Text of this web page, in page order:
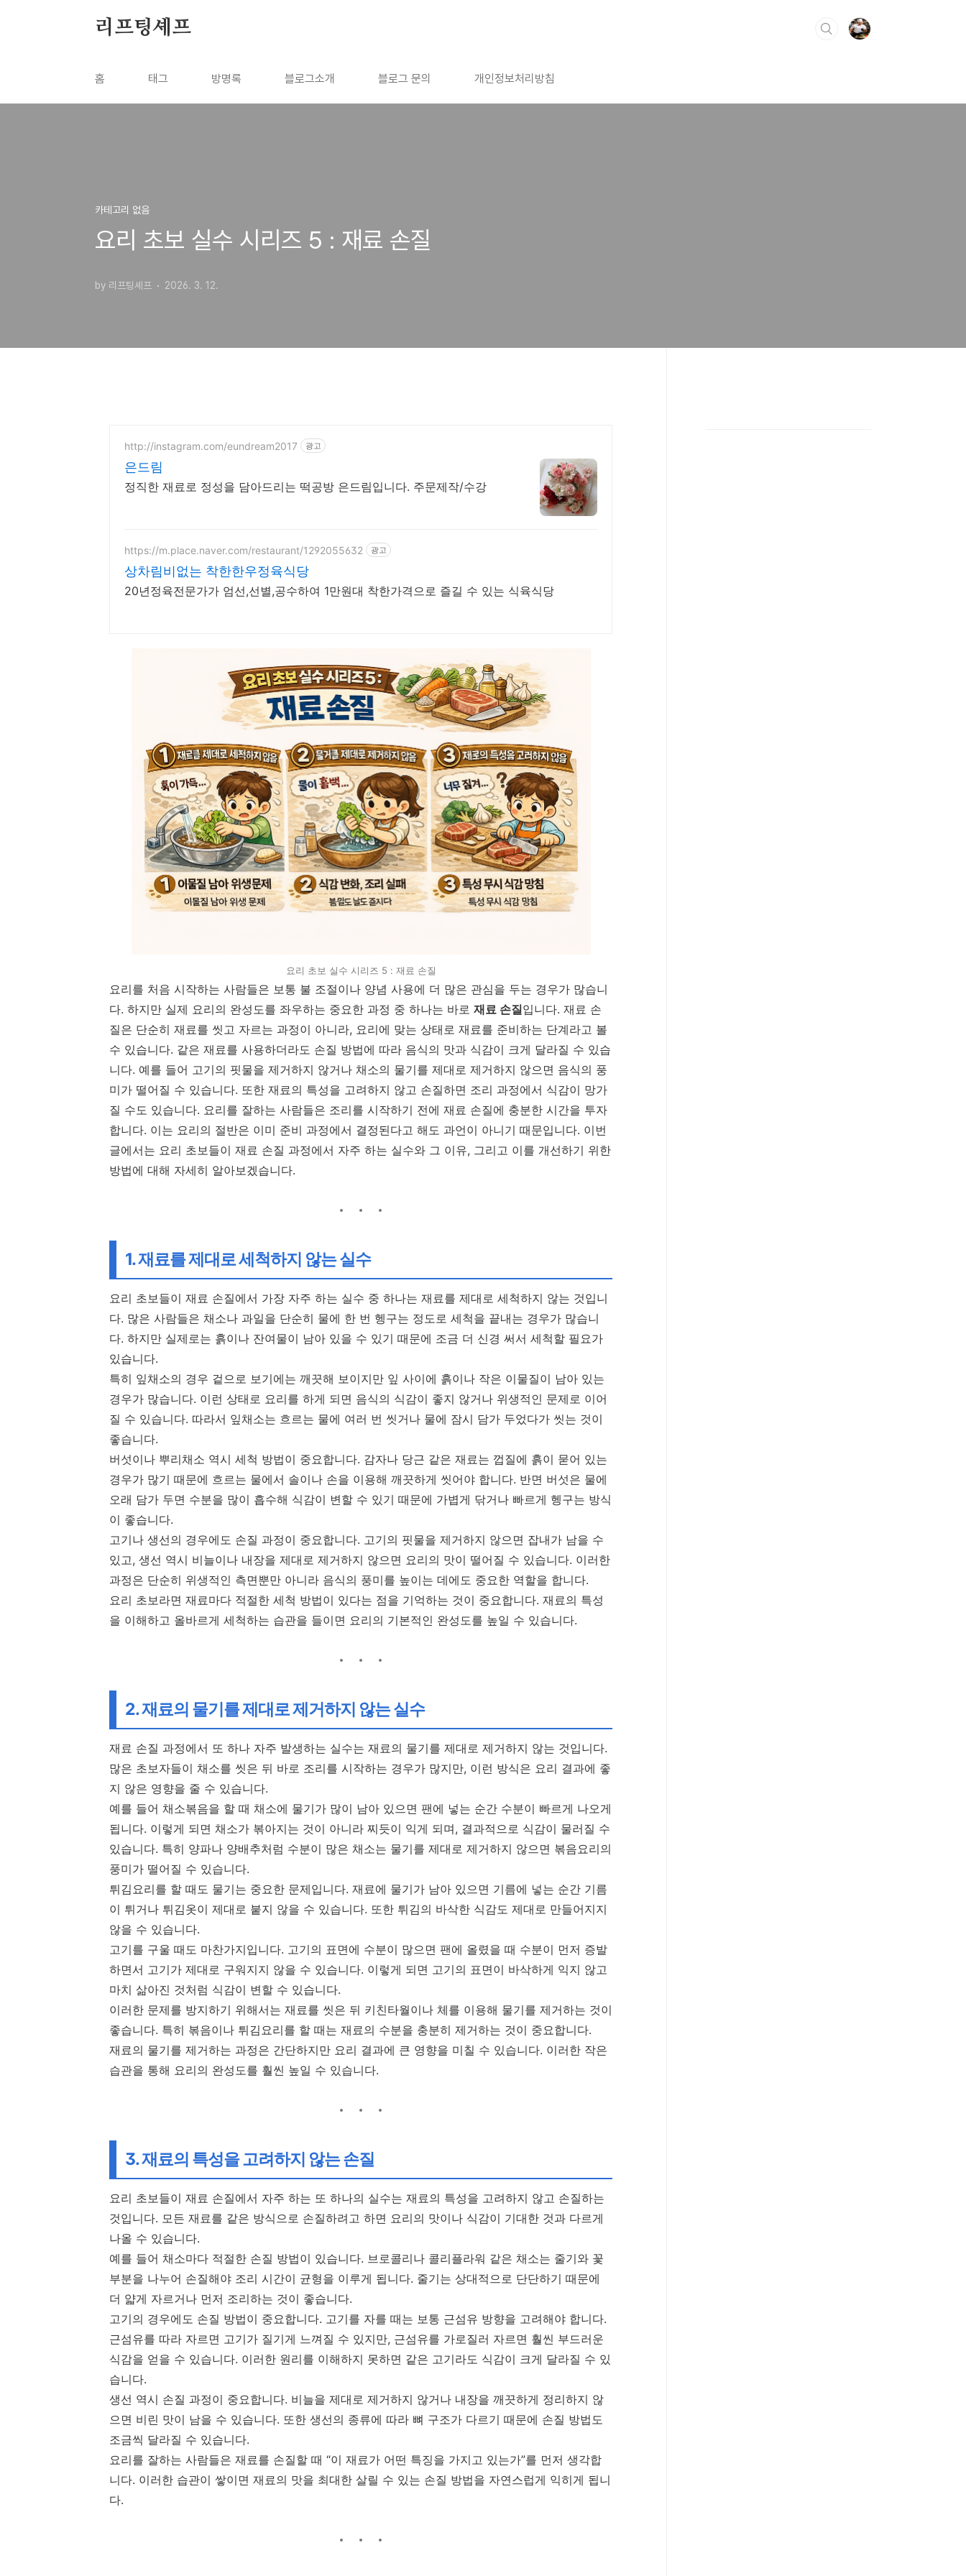
리프팅셰프
홈 태그 방명록 블로그소개 블로그 문의 개인정보처리방침
카테고리 없음
요리 초보 실수 시리즈 5 : 재료 손질
by 리프팅셰프 2026. 3. 12.
http://instagram.com/eundream2017 광고
은드림
정직한 재료로 정성을 담아드리는 떡공방 은드림입니다. 주문제작/수강
https://m.place.naver.com/restaurant/1292055632 광고
상차림비없는 착한한우정육식당
20년정육전문가가 엄선,선별,공수하여 1만원대 착한가격으로 즐길 수 있는 식육식당
요리 초보 실수 시리즈 5 : 재료 손질
요리를 처음 시작하는 사람들은 보통 불 조절이나 양념 사용에 더 많은 관심을 두는 경우가 많습니
다. 하지만 실제 요리의 완성도를 좌우하는 중요한 과정 중 하나는 바로 재료 손질입니다. 재료 손
질은 단순히 재료를 씻고 자르는 과정이 아니라, 요리에 맞는 상태로 재료를 준비하는 단계라고 볼
수 있습니다. 같은 재료를 사용하더라도 손질 방법에 따라 음식의 맛과 식감이 크게 달라질 수 있습
니다. 예를 들어 고기의 핏물을 제거하지 않거나 채소의 물기를 제대로 제거하지 않으면 음식의 풍
미가 떨어질 수 있습니다. 또한 재료의 특성을 고려하지 않고 손질하면 조리 과정에서 식감이 망가
질 수도 있습니다. 요리를 잘하는 사람들은 조리를 시작하기 전에 재료 손질에 충분한 시간을 투자
합니다. 이는 요리의 절반은 이미 준비 과정에서 결정된다고 해도 과언이 아니기 때문입니다. 이번
글에서는 요리 초보들이 재료 손질 과정에서 자주 하는 실수와 그 이유, 그리고 이를 개선하기 위한
방법에 대해 자세히 알아보겠습니다.
1. 재료를 제대로 세척하지 않는 실수
요리 초보들이 재료 손질에서 가장 자주 하는 실수 중 하나는 재료를 제대로 세척하지 않는 것입니
다. 많은 사람들은 채소나 과일을 단순히 물에 한 번 헹구는 정도로 세척을 끝내는 경우가 많습니
다. 하지만 실제로는 흙이나 잔여물이 남아 있을 수 있기 때문에 조금 더 신경 써서 세척할 필요가
있습니다.
특히 잎채소의 경우 겉으로 보기에는 깨끗해 보이지만 잎 사이에 흙이나 작은 이물질이 남아 있는
경우가 많습니다. 이런 상태로 요리를 하게 되면 음식의 식감이 좋지 않거나 위생적인 문제로 이어
질 수 있습니다. 따라서 잎채소는 흐르는 물에 여러 번 씻거나 물에 잠시 담가 두었다가 씻는 것이
좋습니다.
버섯이나 뿌리채소 역시 세척 방법이 중요합니다. 감자나 당근 같은 재료는 껍질에 흙이 묻어 있는
경우가 많기 때문에 흐르는 물에서 솔이나 손을 이용해 깨끗하게 씻어야 합니다. 반면 버섯은 물에
오래 담가 두면 수분을 많이 흡수해 식감이 변할 수 있기 때문에 가볍게 닦거나 빠르게 헹구는 방식
이 좋습니다.
고기나 생선의 경우에도 손질 과정이 중요합니다. 고기의 핏물을 제거하지 않으면 잡내가 남을 수
있고, 생선 역시 비늘이나 내장을 제대로 제거하지 않으면 요리의 맛이 떨어질 수 있습니다. 이러한
과정은 단순히 위생적인 측면뿐만 아니라 음식의 풍미를 높이는 데에도 중요한 역할을 합니다.
요리 초보라면 재료마다 적절한 세척 방법이 있다는 점을 기억하는 것이 중요합니다. 재료의 특성
을 이해하고 올바르게 세척하는 습관을 들이면 요리의 기본적인 완성도를 높일 수 있습니다.
2. 재료의 물기를 제대로 제거하지 않는 실수
재료 손질 과정에서 또 하나 자주 발생하는 실수는 재료의 물기를 제대로 제거하지 않는 것입니다.
많은 초보자들이 채소를 씻은 뒤 바로 조리를 시작하는 경우가 많지만, 이런 방식은 요리 결과에 좋
지 않은 영향을 줄 수 있습니다.
예를 들어 채소볶음을 할 때 채소에 물기가 많이 남아 있으면 팬에 넣는 순간 수분이 빠르게 나오게
됩니다. 이렇게 되면 채소가 볶아지는 것이 아니라 찌듯이 익게 되며, 결과적으로 식감이 물러질 수
있습니다. 특히 양파나 양배추처럼 수분이 많은 채소는 물기를 제대로 제거하지 않으면 볶음요리의
풍미가 떨어질 수 있습니다.
튀김요리를 할 때도 물기는 중요한 문제입니다. 재료에 물기가 남아 있으면 기름에 넣는 순간 기름
이 튀거나 튀김옷이 제대로 붙지 않을 수 있습니다. 또한 튀김의 바삭한 식감도 제대로 만들어지지
않을 수 있습니다.
고기를 구울 때도 마찬가지입니다. 고기의 표면에 수분이 많으면 팬에 올렸을 때 수분이 먼저 증발
하면서 고기가 제대로 구워지지 않을 수 있습니다. 이렇게 되면 고기의 표면이 바삭하게 익지 않고
마치 삶아진 것처럼 식감이 변할 수 있습니다.
이러한 문제를 방지하기 위해서는 재료를 씻은 뒤 키친타월이나 체를 이용해 물기를 제거하는 것이
좋습니다. 특히 볶음이나 튀김요리를 할 때는 재료의 수분을 충분히 제거하는 것이 중요합니다.
재료의 물기를 제거하는 과정은 간단하지만 요리 결과에 큰 영향을 미칠 수 있습니다. 이러한 작은
습관을 통해 요리의 완성도를 훨씬 높일 수 있습니다.
3. 재료의 특성을 고려하지 않는 손질
요리 초보들이 재료 손질에서 자주 하는 또 하나의 실수는 재료의 특성을 고려하지 않고 손질하는
것입니다. 모든 재료를 같은 방식으로 손질하려고 하면 요리의 맛이나 식감이 기대한 것과 다르게
나올 수 있습니다.
예를 들어 채소마다 적절한 손질 방법이 있습니다. 브로콜리나 콜리플라워 같은 채소는 줄기와 꽃
부분을 나누어 손질해야 조리 시간이 균형을 이루게 됩니다. 줄기는 상대적으로 단단하기 때문에
더 얇게 자르거나 먼저 조리하는 것이 좋습니다.
고기의 경우에도 손질 방법이 중요합니다. 고기를 자를 때는 보통 근섬유 방향을 고려해야 합니다.
근섬유를 따라 자르면 고기가 질기게 느껴질 수 있지만, 근섬유를 가로질러 자르면 훨씬 부드러운
식감을 얻을 수 있습니다. 이러한 원리를 이해하지 못하면 같은 고기라도 식감이 크게 달라질 수 있
습니다.
생선 역시 손질 과정이 중요합니다. 비늘을 제대로 제거하지 않거나 내장을 깨끗하게 정리하지 않
으면 비린 맛이 남을 수 있습니다. 또한 생선의 종류에 따라 뼈 구조가 다르기 때문에 손질 방법도
조금씩 달라질 수 있습니다.
요리를 잘하는 사람들은 재료를 손질할 때 “이 재료가 어떤 특징을 가지고 있는가”를 먼저 생각합
니다. 이러한 습관이 쌓이면 재료의 맛을 최대한 살릴 수 있는 손질 방법을 자연스럽게 익히게 됩니
다.